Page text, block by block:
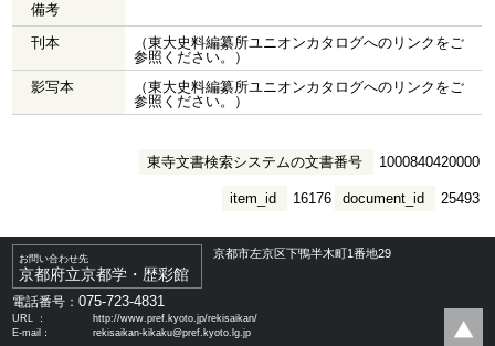
備考
刊本
（東大史料編纂所ユニオンカタログへのリンクをご
参照ください。）
影写本
（東大史料編纂所ユニオンカタログへのリンクをご
参照ください。）
東寺文書検索システムの文書番号 1000840420000
document_id 25493
item_id 16176
お問い合わせ先
京都府立京都学・歴彩館
京都市左京区下鴨半木町1番地29
電話番号：075-723-4831
URL ：
http://www.pref.kyoto.jp/rekisaikan/
E-mail：
rekisaikan-kikaku@pref.kyoto.lg.jp